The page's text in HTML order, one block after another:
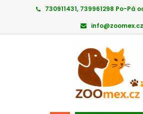
730911431, 739961298 Po-Pá
info@zoomex.cz